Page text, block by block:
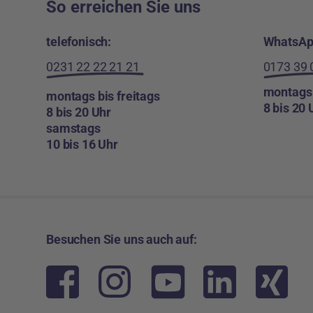
So erreichen Sie uns
telefonisch:
0231 22 22 21 21
montags bis freitags
8 bis 20 Uhr
samstags
10 bis 16 Uhr
0173 39
8 bis 20
Besuchen Sie uns auch auf: